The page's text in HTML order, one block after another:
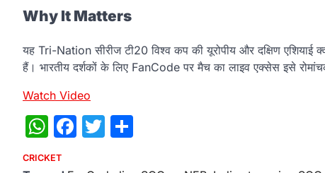
Why It Matters
यह Tri-Nation सीरीज टी20 विश्व कप की यूरोपीय और दक्षिण एशियाई
हैं। भारतीय दर्शकों के लिए FanCode पर मैच का लाइव एक्सेस इसे
Watch Video
WhatsApp
Facebook
Twitter
CRICKET